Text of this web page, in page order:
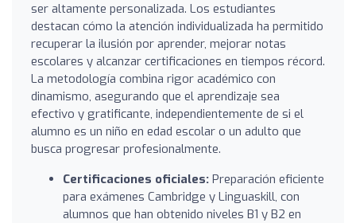
ser altamente personalizada. Los estudiantes
destacan cómo la atención individualizada ha permitido
recuperar la ilusión por aprender, mejorar notas
escolares y alcanzar certificaciones en tiempos récord.
La metodología combina rigor académico con
dinamismo, asegurando que el aprendizaje sea
efectivo y gratificante, independientemente de si el
alumno es un niño en edad escolar o un adulto que
busca progresar profesionalmente.
Certificaciones oficiales: Preparación eficiente
para exámenes Cambridge y Linguaskill, con
alumnos que han obtenido niveles B1 y B2 en